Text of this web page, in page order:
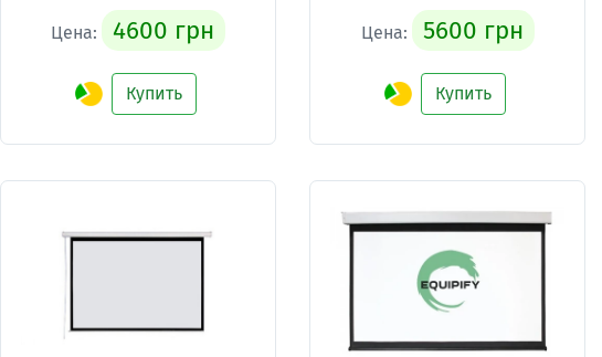
Цена: 4600 грн
Купить
Цена: 5600 грн
Купить